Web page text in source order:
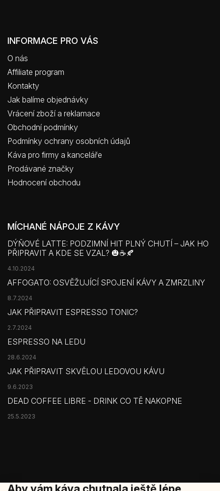
INFORMACE PRO VÁS
O nás
Affiliate program
Kontakty
Jak balíme objednávky
Vrácení zboží a reklamace
Obchodní podmínky
Podmínky ochrany osobních údajů
Káva pro firmy a kanceláře
Prodávané značky
Hodnocení obchodu
MÍCHANÉ NÁPOJE Z KÁVY
DÝŇOVÉ LATTE: PODZIMNÍ HIT PLNÝ CHUTÍ – JAK HO
PŘIPRAVIT A KDE SE VZAL? 🎃☕🍂
4.10.2024
AFFOGATO: OSVĚŽUJÍCÍ SPOJENÍ KÁVY A ZMRZLINY
8.7.2024
JAK PŘIPRAVIT ESPRESSO TONIC?
2.7.2024
ESPRESSO NA LEDU
28.6.2024
JAK PŘIPRAVIT SKVĚLOU LEDOVOU KÁVU
9.6.2023
DEAD COFFEE LIBRE - DRINK CO TĚ NAKOPNE
25.5.2023